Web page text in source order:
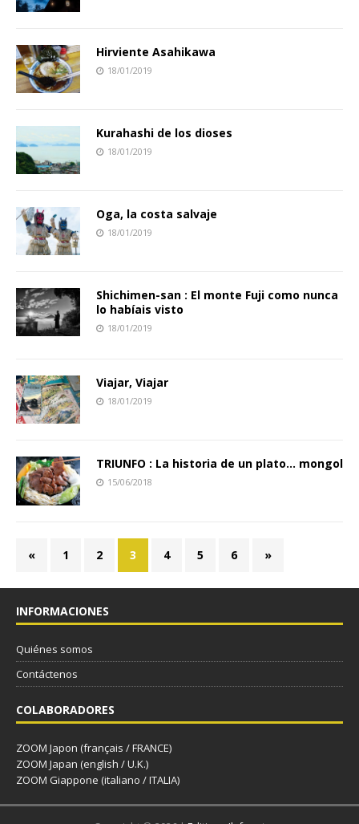
Hirviente Asahikawa
18/01/2019
Kurahashi de los dioses
18/01/2019
Oga, la costa salvaje
18/01/2019
Shichimen-san : El monte Fuji como nunca
lo habíais visto
18/01/2019
Viajar, Viajar
18/01/2019
TRIUNFO : La historia de un plato… mongol
15/06/2018
« 1 2 3 4 5 6 »
INFORMACIONES
Quiénes somos
Contáctenos
COLABORADORES
ZOOM Japon (français / FRANCE)
ZOOM Japan (english / U.K.)
ZOOM Giappone (italiano / ITALIA)